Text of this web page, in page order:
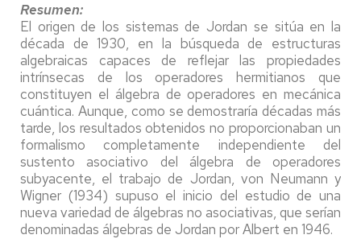
Resumen:
El origen de los sistemas de Jordan se sitúa en la
década de 1930, en la búsqueda de estructuras
algebraicas capaces de reflejar las propiedades
intrínsecas de los operadores hermitianos que
constituyen el álgebra de operadores en mecánica
cuántica. Aunque, como se demostraría décadas más
tarde, los resultados obtenidos no proporcionaban un
formalismo completamente independiente del
sustento asociativo del álgebra de operadores
subyacente, el trabajo de Jordan, von Neumann y
Wigner (1934) supuso el inicio del estudio de una
nueva variedad de álgebras no asociativas, que serían
denominadas álgebras de Jordan por Albert en 1946.